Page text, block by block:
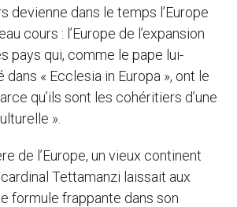
devienne dans le temps l’Europe
cours : l’Europe de l’expansion
pays qui, comme le pape lui-
dans « Ecclesia in Europa », ont le
qu’ils sont les cohéritiers d’une
».
de l’Europe, un vieux continent
Tettamanzi laissait aux
formule frappante dans son